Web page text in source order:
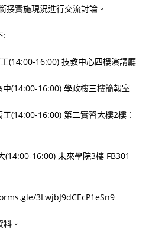
接實施現況進行交流討論。
:
(14:00-16:00) 技教中心四樓演講廳
(14:00-16:00) 學政樓三樓簡報室
(14:00-16:00) 第二實習大樓2樓：
(14:00-16:00) 未來學院3樓 FB301
3LwjbJ9dCEcP1eSn9
。